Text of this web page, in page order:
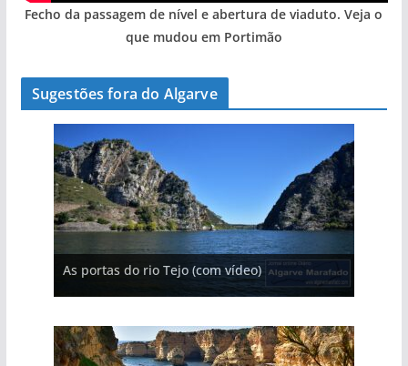
Fecho da passagem de nível e abertura de viaduto. Veja o
que mudou em Portimão
Sugestões fora do Algarve
As portas do rio Tejo (com vídeo)
A piscina natural com cascata
A aldeia mais portuguesa de Portugal (com
vídeo)